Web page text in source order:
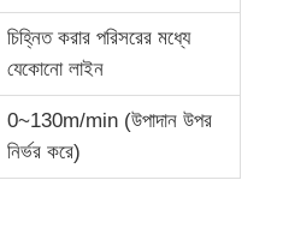
চিহ্নিত করার পরিসরের মধ্যে
যেকোনো লাইন
0~130m/min (উপাদান উপর
নির্ভর করে)